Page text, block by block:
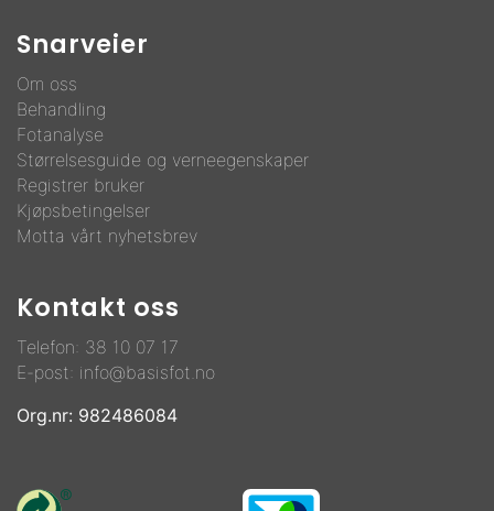
Snarveier
Om oss
Behandling
Fotanalyse
Størrelsesguide og verneegenskaper
Registrer bruker
Kjøpsbetingelser
Motta vårt nyhetsbrev
Kontakt oss
Telefon: 38 10 07 17
E-post: info@basisfot.no
Org.nr: 982486084